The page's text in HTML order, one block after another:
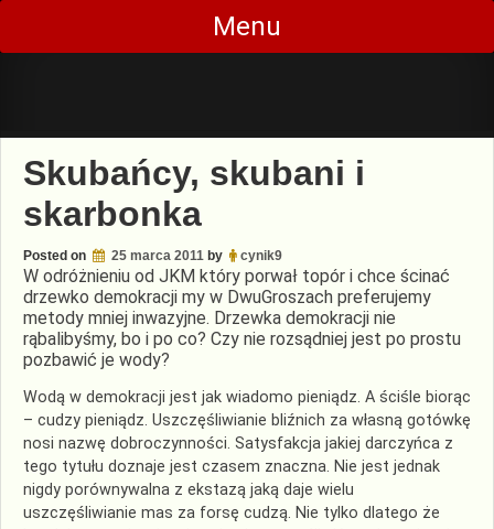
Skip
content
Menu
Skubańcy, skubani i
skarbonka
Posted on 25 marca 2011 by cynik9
W odróżnieniu od JKM który porwał topór i chce ścinać
drzewko demokracji my w DwuGroszach preferujemy
metody mniej inwazyjne. Drzewka demokracji nie
rąbalibyśmy, bo i po co? Czy nie rozsądniej jest po prostu
pozbawić je wody?
Wodą w demokracji jest jak wiadomo pieniądz. A ściśle biorąc
– cudzy pieniądz. Uszczęśliwianie bliźnich za własną gotówkę
nosi nazwę dobroczynności. Satysfakcja jakiej darczyńca z
tego tytułu doznaje jest czasem znaczna. Nie jest jednak
nigdy porównywalna z ekstazą jaką daje wielu
uszczęśliwianie mas za forsę cudzą. Nie tylko dlatego że